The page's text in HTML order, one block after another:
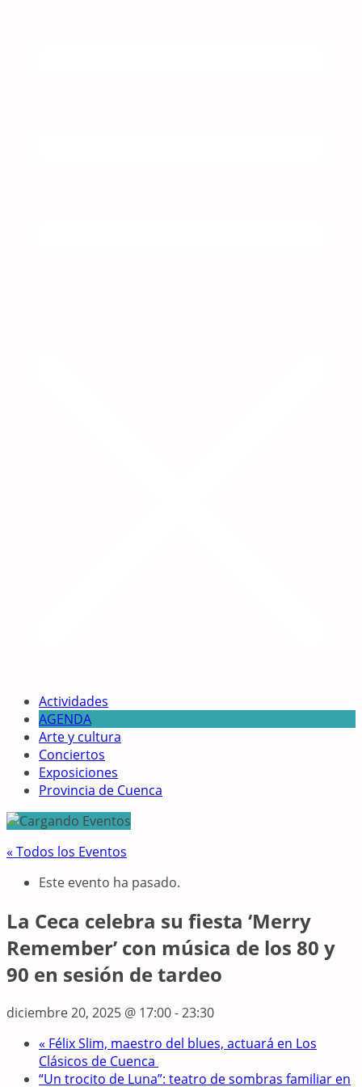
Actividades
AGENDA
Arte y cultura
Conciertos
Exposiciones
Provincia de Cuenca
« Todos los Eventos
Este evento ha pasado.
La Ceca celebra su fiesta ‘Merry
Remember’ con música de los 80 y
90 en sesión de tardeo
diciembre 20, 2025 @ 17:00-23:30
« Félix Slim, maestro del blues, actuará en Los
Clásicos de Cuenca
“Un trocito de Luna”: teatro de sombras familiar en